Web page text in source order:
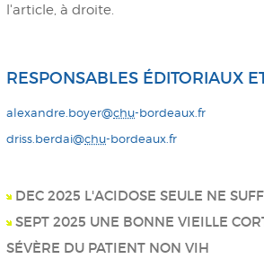
l'article, à droite.
RESPONSABLES ÉDITORIAUX
alexandre.boyer@chu-bordeaux.fr
driss.berdai@chu-bordeaux.fr
DEC 2025 L'ACIDOSE SEULE NE
SEPT 2025 UNE BONNE VIEILLE
SÉVÈRE DU PATIENT NON VIH